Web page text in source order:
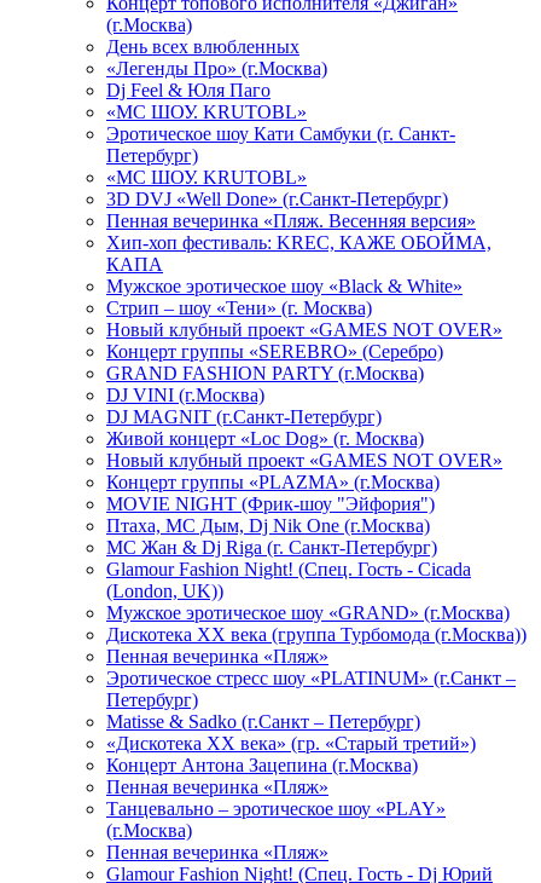
(г.Москва)
День всех влюбленных
«Легенды Про» (г.Москва)
Dj Feel & Юля Паго
«МС ШОУ. KRUTOBL»
Эротическое шоу Кати Самбуки (г. Санкт-
Петербург)
«МС ШОУ. KRUTOBL»
3D DVJ «Well Done» (г.Санкт-Петербург)
Пенная вечеринка «Пляж. Весенняя версия»
Хип-хоп фестиваль: KREC, КАЖЕ ОБОЙМА,
КАПА
Мужское эротическое шоу «Black & White»
Стрип – шоу «Тени» (г. Москва)
Новый клубный проект «GAMES NOT OVER»
Концерт группы «SEREBRO» (Серебро)
GRAND FASHION PARTY (г.Москва)
DJ VINI (г.Москва)
DJ MAGNIT (г.Санкт-Петербург)
Живой концерт «Loc Dog» (г. Москва)
Новый клубный проект «GAMES NOT OVER»
Концерт группы «PLAZMA» (г.Москва)
MOVIE NIGHT (Фрик-шоу "Эйфория")
Птаха, МС Дым, Dj Nik One (г.Москва)
МС Жан & Dj Riga (г. Санкт-Петербург)
Glamour Fashion Night! (Спец. Гость - Cicada
(London, UK))
Мужское эротическое шоу «GRAND» (г.Москва)
Дискотека XX века (группа Турбомода (г.Москва))
Пенная вечеринка «Пляж»
Эротическое стресс шоу «PLATINUM» (г.Санкт –
Петербург)
Matisse & Sadko (г.Санкт – Петербург)
«Дискотека ХХ века» (гр. «Старый третий»)
Концерт Антона Зацепина (г.Москва)
Пенная вечеринка «Пляж»
Танцевально – эротическое шоу «PLAY»
(г.Москва)
Пенная вечеринка «Пляж»
Glamour Fashion Night! (Спец. Гость - Dj Юрий